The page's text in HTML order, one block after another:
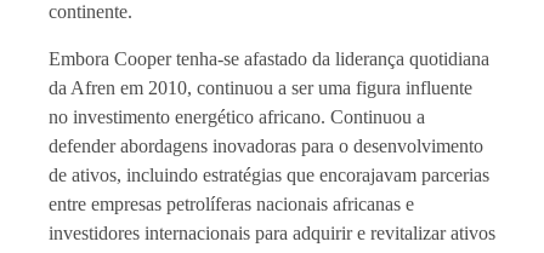
continente.
Embora Cooper tenha-se afastado da liderança quotidiana
da Afren em 2010, continuou a ser uma figura influente
no investimento energético africano. Continuou a
defender abordagens inovadoras para o desenvolvimento
de ativos, incluindo estratégias que encorajavam parcerias
entre empresas petrolíferas nacionais africanas e
investidores internacionais para adquirir e revitalizar ativos